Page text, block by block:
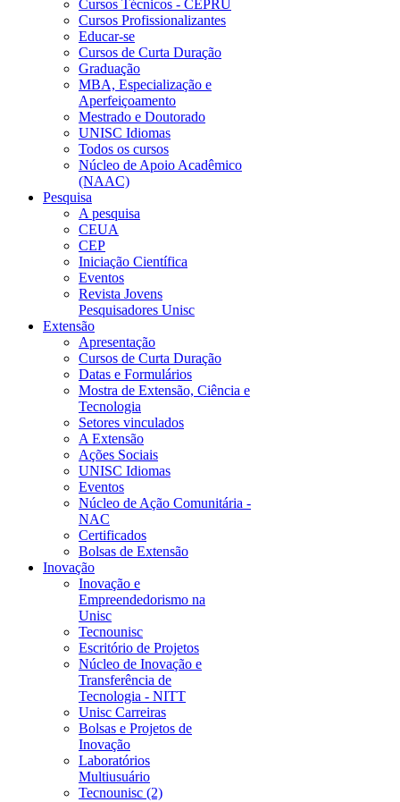
Cursos Técnicos - CEPRU
Cursos Profissionalizantes
Educar-se
Cursos de Curta Duração
Graduação
MBA, Especialização e
Aperfeiçoamento
Mestrado e Doutorado
UNISC Idiomas
Todos os cursos
Núcleo de Apoio Acadêmico
(NAAC)
Pesquisa
A pesquisa
CEUA
CEP
Iniciação Científica
Eventos
Revista Jovens
Pesquisadores Unisc
Extensão
Apresentação
Cursos de Curta Duração
Datas e Formulários
Mostra de Extensão, Ciência e
Tecnologia
Setores vinculados
A Extensão
Ações Sociais
UNISC Idiomas
Eventos
Núcleo de Ação Comunitária -
NAC
Certificados
Bolsas de Extensão
Inovação
Inovação e
Empreendedorismo na
Unisc
Tecnounisc
Escritório de Projetos
Núcleo de Inovação e
Transferência de
Tecnologia - NITT
Unisc Carreiras
Bolsas e Projetos de
Inovação
Laboratórios
Multiusuário
Tecnounisc (2)